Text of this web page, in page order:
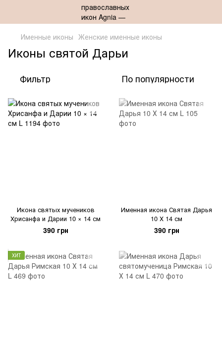
Именные иконы Женские именные иконы
Иконы святой Дарьи
Фильтр По популярности
Икона святых мучеников
Хрисанфа и Дарии 10 × 14 см
390 грн
Именная икона Святая Дарья
10 Х 14 см
390 грн
ХИТ